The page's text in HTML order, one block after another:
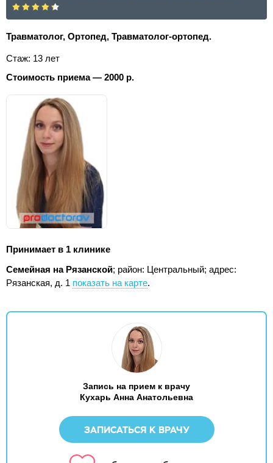
Травматолог, Ортопед, Травматолог-ортопед.
Стаж: 13 лет
Стоимость приема — 2000 р.
Принимает в 1 клинике
Семейная на Рязанской; район: Центральный; адрес:
Рязанская, д. 1 показать на карте.
Запись на прием к врачу
Кухарь Анна Анатольевна
ЗАПИСАТЬСЯ К ВРАЧУ